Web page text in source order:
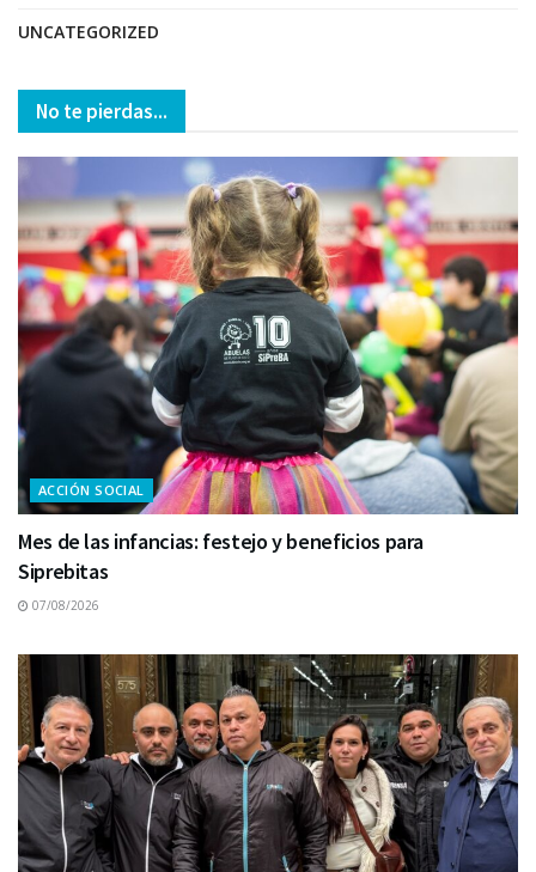
UNCATEGORIZED
No te pierdas...
ACCIÓN SOCIAL
Mes de las infancias: festejo y beneficios para
Siprebitas
07/08/2026